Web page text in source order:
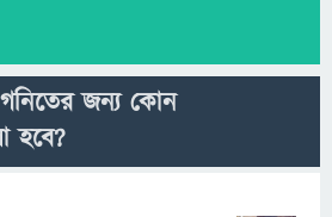
গনিতের জন্য কোন
হবে?